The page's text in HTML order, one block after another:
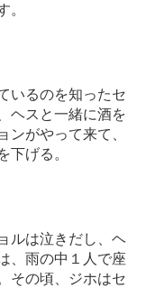
。
いるのを知ったセ
ヘスと一緒に酒を
ンがやって来て、
下げる。
ルは泣きだし、ヘ
、雨の中１人で座
その頃、ジホはセ